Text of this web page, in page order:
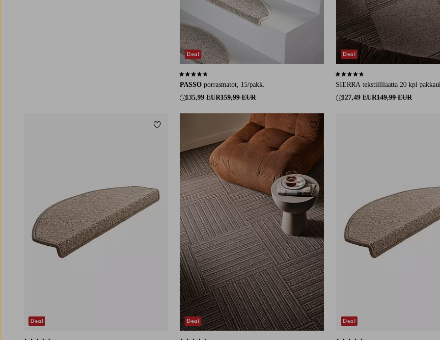
PASSO porrasmatot, 15/pakk.
135,99 EUR159,99 EUR
4,6 perustuen 230 arvosanaan
Deal
SIERRA tekstiililaatta 20 kpl
127,49 EUR149,99 EUR
4,5 perustuen 75 arvosanaan
Deal
Deal
Lisää suosikkeihin
Deal
Lisää suosikkeihin
Deal